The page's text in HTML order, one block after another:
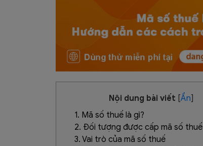
Nội dung bài viết [Ẩn]
1. Mã số thuế là gì?
2. Đối tượng được cấp mã số thuế
3. Vai trò của mã số thuế